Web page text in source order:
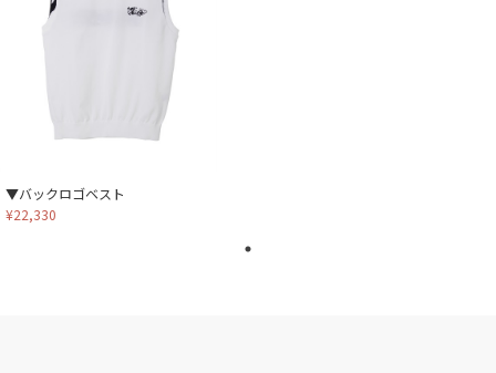
▼バックロゴベスト
¥22,330